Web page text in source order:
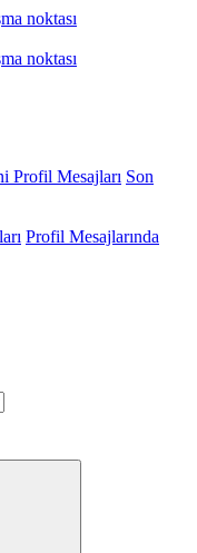
Profil Mesajları Son
Profil Mesajlarında